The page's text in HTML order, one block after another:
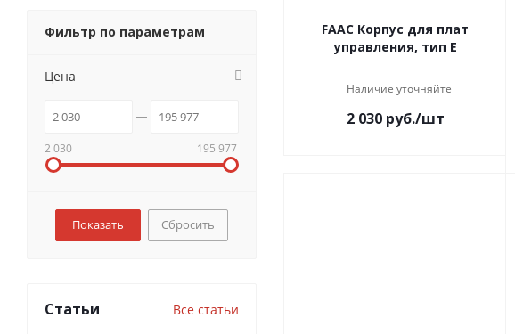
FAAC Корпус для плат
управления, тип Е
Наличие уточняйте
2 030руб./шт
Фильтр по параметрам
Цена
2 030 195 977
Сбросить
Статьи Все статьи